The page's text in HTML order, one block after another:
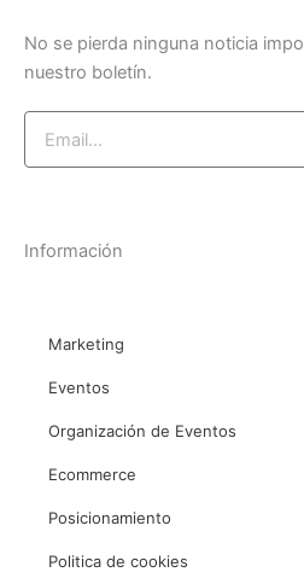
-
f
No se pierda ninguna noticia
nuestro boletín.
Información
Marketing
Eventos
Organización de Eventos
Ecommerce
Posicionamiento
Politica de cookies